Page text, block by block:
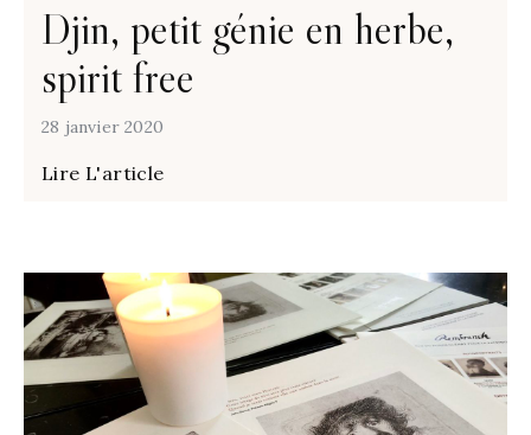
Djin, petit génie en herbe,
spirit free
28 janvier 2020
Lire L'article